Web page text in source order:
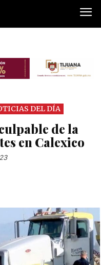
DEL DÍA
de la
en Calexico